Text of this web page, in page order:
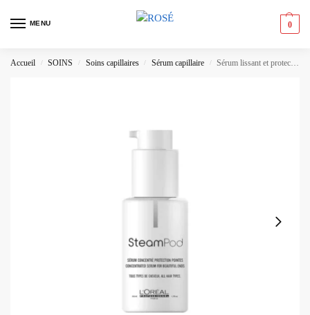
MENU 0
Accueil / SOINS / Soins capillaires / Sérum capillaire / Sérum lissant et protecteur pour les cheveux abîmés et sensibles